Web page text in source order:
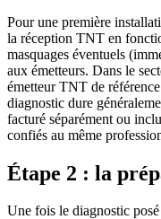
Pour une première
la réception TNT en
masquages éventuels
aux émetteurs. Dans le
émetteur TNT de
diagnostic dure
facturé séparément ou
confiés au même
Étape 2 : la
Une fois le diagnostic